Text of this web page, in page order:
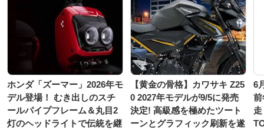
ホンダ「ズーマー」2026年モ
デル登場！ むき出しのスチ
ールパイプフレーム＆丸目2
灯のヘッドライトで伝統を継
【黄金の骨格】カワサキ Z25
0 2027年モデルが9/5に発売
決定! 高級感を極めたツート
ーンとグラフィック刷新を遂
6